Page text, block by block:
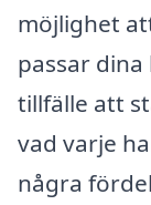
möjlighet
passar
tillfälle att
vad varje
några